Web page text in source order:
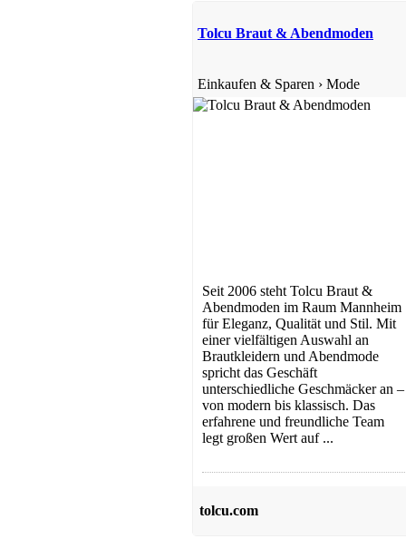
Tolcu Braut & Abendmoden
Einkaufen & Sparen › Mode
Seit 2006 steht Tolcu Braut &
Abendmoden im Raum Mannheim
für Eleganz, Qualität und Stil. Mit
einer vielfältigen Auswahl an
Brautkleidern und Abendmode
spricht das Geschäft
unterschiedliche Geschmäcker an –
von modern bis klassisch. Das
erfahrene und freundliche Team
legt großen Wert auf ...
tolcu.com